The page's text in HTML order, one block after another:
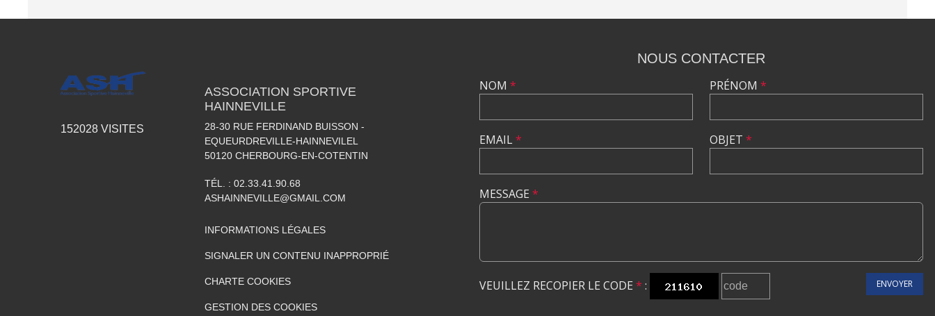
152028 VISITES
ASSOCIATION SPORTIVE
HAINNEVILLE
28-30 RUE FERDINAND BUISSON -
EQUEURDREVILLE-HAINNEVILEL
50120 CHERBOURG-EN-COTENTIN
TÉL. : 02.33.41.90.68
ASHAINNEVILLE@GMAIL.COM
INFORMATIONS LÉGALES
SIGNALER UN CONTENU INAPPROPRIÉ
CHARTE COOKIES
GESTION DES COOKIES
NOUS CONTACTER
NOM *
EMAIL*
PRÉNOM *
OBJET *
MESSAGE *
VEUILLEZ RECOPIER LE CODE * : ENVOYER